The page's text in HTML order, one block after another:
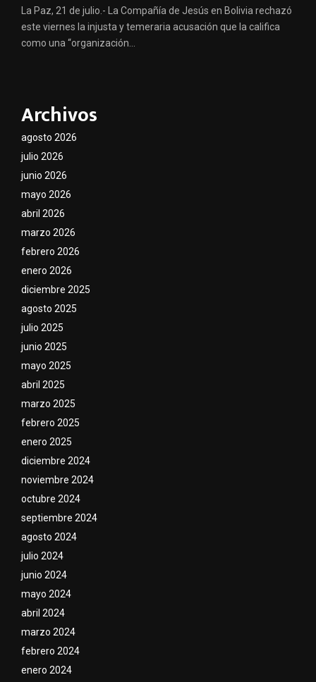
La Paz, 21 de julio.- La Compañía de Jesús en Bolivia rechazó
este viernes la injusta y temeraria acusación que la califica
como una “organización...
Archivos
agosto 2026
julio 2026
junio 2026
mayo 2026
abril 2026
marzo 2026
febrero 2026
enero 2026
diciembre 2025
agosto 2025
julio 2025
junio 2025
mayo 2025
abril 2025
marzo 2025
febrero 2025
enero 2025
diciembre 2024
noviembre 2024
octubre 2024
septiembre 2024
agosto 2024
julio 2024
junio 2024
mayo 2024
abril 2024
marzo 2024
febrero 2024
enero 2024